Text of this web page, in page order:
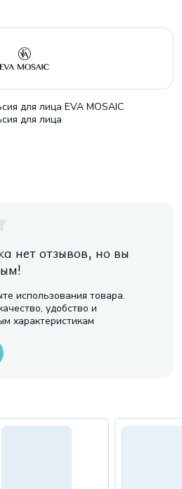
для лица EVA MOSAIC
для лица
нет отзывов, но вы
использования товара.
удобство и
характеристикам